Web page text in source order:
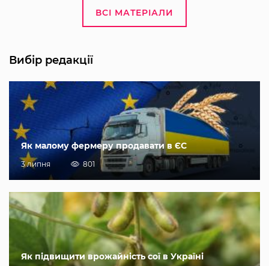
ВСІ МАТЕРІАЛИ
Вибір редакції
Як малому фермеру продавати в ЄС
3 липня 801
Як підвищити врожайність сої в Україні